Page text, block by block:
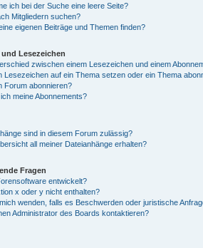
ich bei der Suche eine leere Seite?
Mitgliedern suchen?
eigenen Beiträge und Themen finden?
Lesezeichen
zwischen einem Lesezeichen und einem
Lesezeichen auf ein Thema setzen oder ein Thema
Forum abonnieren?
meine Abonnements?
sind in diesem Forum zulässig?
all meiner Dateianhänge erhalten?
Fragen
entwickelt?
x oder y nicht enthalten?
wenden, falls es Beschwerden oder juristische
Administrator des Boards kontaktieren?